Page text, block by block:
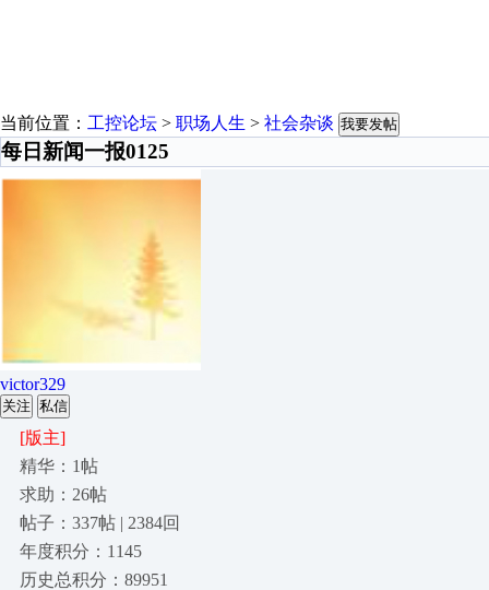
当前位置： 工控论坛 > 职场人生 > 社会杂谈 我要发帖
每日新闻一报0125
victor329
关注 私信
[版主]
精华：1帖
求助：26帖
帖子：337帖 | 2384回
年度积分：1145
历史总积分：89951